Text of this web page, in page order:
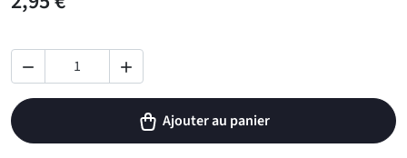
 
Ajouter au panier